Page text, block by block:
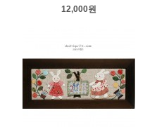
12,000원